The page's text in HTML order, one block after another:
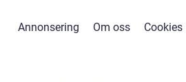
Annonsering Om oss Cookies